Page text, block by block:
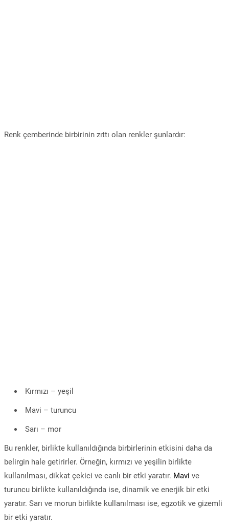
Renk çemberinde birbirinin zıttı olan renkler şunlardır:
Kırmızı – yeşil
Mavi – turuncu
Sarı – mor
Bu renkler, birlikte kullanıldığında birbirlerinin etkisini daha da
belirgin hale getirirler. Örneğin, kırmızı ve yeşilin birlikte
kullanılması, dikkat çekici ve canlı bir etki yaratır. Mavi ve
turuncu birlikte kullanıldığında ise, dinamik ve enerjik bir etki
yaratır. Sarı ve morun birlikte kullanılması ise, egzotik ve gizemli
bir etki yaratır.